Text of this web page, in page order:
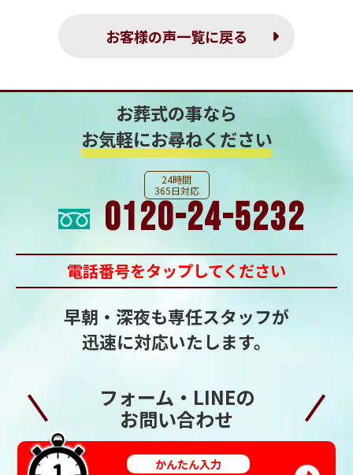
お客様の声一覧に戻る
お葬式の事なら
お気軽にお尋ねください
24時間
365日対応
0120-24-5232
電話番号をタップしてください
早朝・深夜も専任スタッフが
迅速に対応いたします。
フォーム・LINEの
お問い合わせ
かんたん入力